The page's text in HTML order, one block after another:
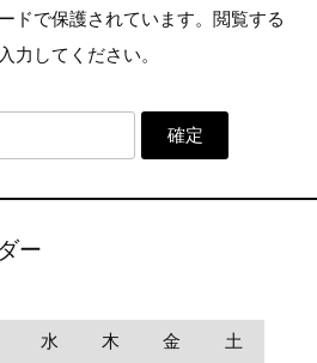
ドで保護されています。閲覧する
力してください。
ー
水 木 金
土